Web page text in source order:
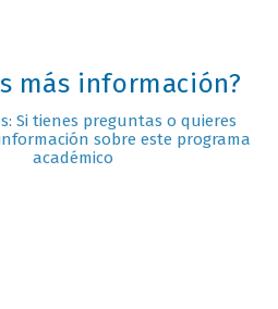
más información?
Si tienes preguntas o quieres
sobre este programa
académico